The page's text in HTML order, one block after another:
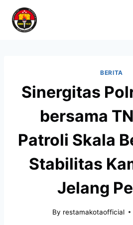
BERITA
Sinergitas
bersama
Patroli Skala
Stabilitas
Jelang
By restamakotaofficial